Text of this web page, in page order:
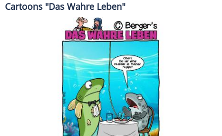
Cartoons "Das Wahre Leben"